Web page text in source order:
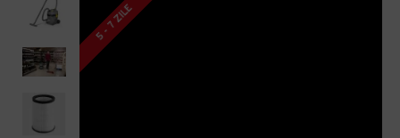
5 - 7 ZILE